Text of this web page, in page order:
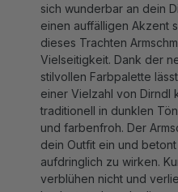
einen auffälligen Akzent
dieses Trachten
Vielseitigkeit. Dank der
stilvollen Farbpalette
einer Vielzahl von Dirndl
traditionell in dunklen
und farbenfroh. Der
dein Outfit ein und
aufdringlich zu wirken.
verblühen nicht und
bedeutet, dass du